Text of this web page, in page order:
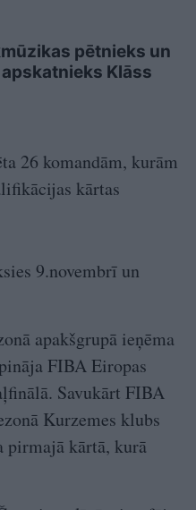
pētnieks un
Klāss
26 komandām, kurām
kārtas
9.novembrī un
apakšgrupā ieņēma
FIBA Eiropas
Savukārt FIBA
Kurzemes klubs
pirmajā kārtā, kurā